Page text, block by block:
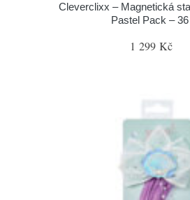
Cleverclixx – Magnetická
Pastel Pack –
1 299 Kč